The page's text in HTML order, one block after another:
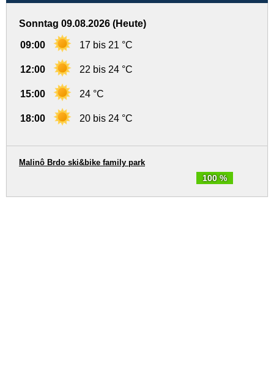
Sonntag 09.08.2026 (Heute)
09:00 17 bis 21 °C
12:00 22 bis 24 °C
15:00 24 °C
18:00 20 bis 24 °C
100 %
Malinô Brdo ski&bike family park